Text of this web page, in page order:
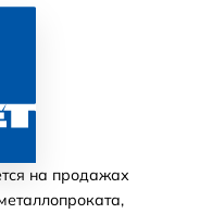
на продажах